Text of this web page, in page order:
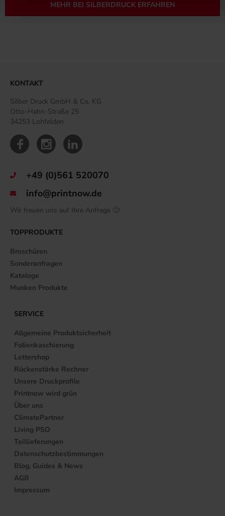
MEHR BEI SILBERDRUCK ERFAHREN
KONTAKT
Silber Druck GmbH & Co. KG
Otto-Hahn-Straße 25
34253 Lohfelden
+49 (0)561 520070
info@printnow.de
Wir freuen uns auf Ihre Anfrage 🙂
TOPPRODUKTE
Broschüren
Sonderanfragen
Kataloge
Munken Produkte
SERVICE
Allgemeine Produktsicherheit
Folienkaschierung
Lettershop
Rückenstärke Rechner
Unsere Druckprofile
Printnow wird grün
Über uns
ClimatePartner
Living PSO
Teillieferungen
Datenschutzbestimmungen
Blog, Guides & News
AGB
Impressum